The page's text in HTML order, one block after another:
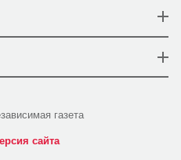
газета
сайта